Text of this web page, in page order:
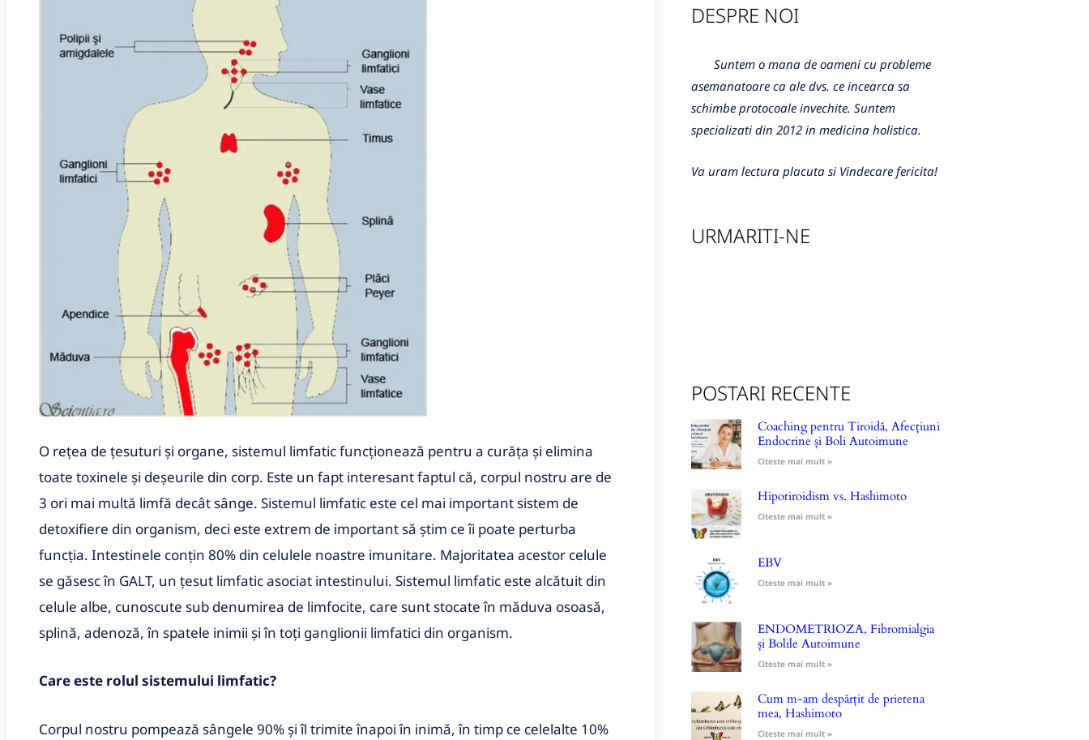
O rețea de țesuturi și organe, sistemul limfatic funcționează pentru a curăța și elimina
toate toxinele și deșeurile din corp. Este un fapt interesant faptul că, corpul nostru are de
3 ori mai multă limfă decât sânge. Sistemul limfatic este cel mai important sistem de
detoxifiere din organism, deci este extrem de important să știm ce îi poate perturba
funcția. Intestinele conțin 80% din celulele noastre imunitare. Majoritatea acestor celule
se găsesc în GALT, un țesut limfatic asociat intestinului. Sistemul limfatic este alcătuit din
celule albe, cunoscute sub denumirea de limfocite, care sunt stocate în măduva osoasă,
splină, adenoză, în spatele inimii și în toți ganglionii limfatici din organism.
Care este rolul sistemului limfatic?
Corpul nostru pompează sângele 90% și îl trimite înapoi în inimă, în timp ce celelalte 10%
DESPRE NOI
Suntem o mana de oameni cu probleme
asemanatoare ca ale dvs. ce incearca sa
schimbe protocoale invechite. Suntem
specializati din 2012 in medicina holistica.
Va uram lectura placuta si Vindecare fericita!
URMARITI-NE
POSTARI RECENTE
Coaching pentru Tiroidă, Afecțiuni
Endocrine și Boli Autoimune
Citeste mai mult »
Hipotiroidism vs. Hashimoto
Citeste mai mult »
EBV
Citeste mai mult »
ENDOMETRIOZA, Fibromialgia
și Bolile Autoimune
Citeste mai mult »
Cum m-am despărțit de prietena
mea, Hashimoto
Citeste mai mult »